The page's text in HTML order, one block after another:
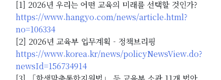
[1] 2026년 우리는 어떤 교육의 미래를 선택할 것인가?
https://www.hangyo.com/news/article.html?
no=106334
[2] 2026년 교육부 업무계획 - 정책브리핑
https://www.korea.kr/news/policyNewsView.do?
newsId=156734914